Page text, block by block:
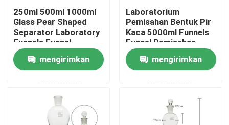
Rumah
250ml 500ml 1000ml
Glass Pear Shaped
Separator Laboratory
Funnels Funnel
pemisah Namco
mengirimkan
Laboratorium
Pemisahan Bentuk Pir
Kaca 5000ml Funnels
Funnel Pemisahan
Namco
mengirimkan